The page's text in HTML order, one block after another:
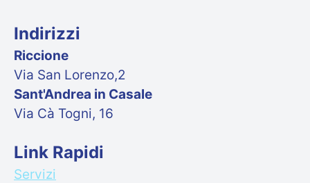
Indirizzi
Riccione
Via San Lorenzo,2
Sant'Andrea in Casale
Via Cà Togni, 16
Link Rapidi
Servizi